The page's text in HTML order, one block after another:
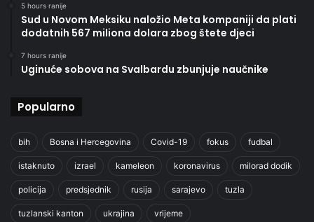
5 hours ranije
Sud u Novom Meksiku naložio Meta kompaniji da plati
dodatnih 567 miliona dolara zbog štete djeci
7 hours ranije
Uginuće sobova na Svalbardu zbunjuje naučnike
Popularno
bih Bosna i Hercegovina Covid-19 fokus fudbal
istaknuto izrael kameleon koronavirus milorad dodik
policija predsjednik rusija sarajevo tuzla
tuzlanski kanton ukrajina vrijeme